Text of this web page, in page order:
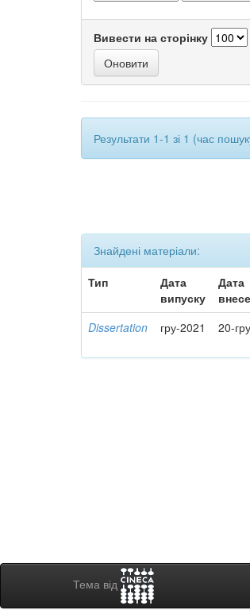
Вивести на сторінку
Результати 1-1 зі 1 (час
Знайдені матеріали:
Тип
Дата
випуску
Дата
Dissertation гру-2021 20-
Тема від